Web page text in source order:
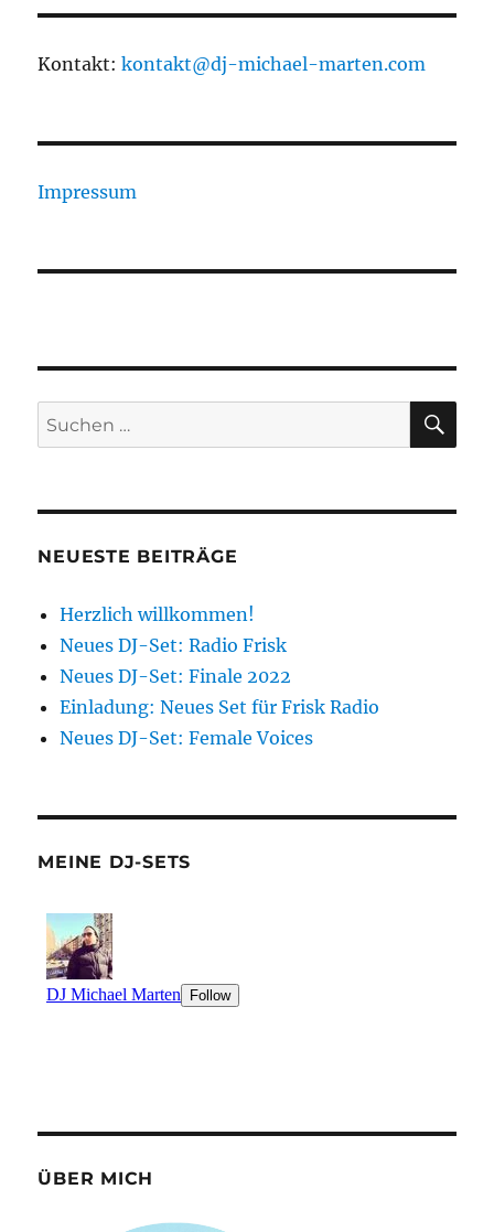
Kontakt:kontakt@dj-michael-marten.com
Impressum
Suchen
nach:
NEUESTE BEITRÄGE
Herzlich willkommen!
Neues DJ-Set: Radio Frisk
Neues DJ-Set: Finale 2022
Einladung: Neues Set für Frisk Radio
Neues DJ-Set: Female Voices
MEINE DJ-SETS
ÜBER MICH